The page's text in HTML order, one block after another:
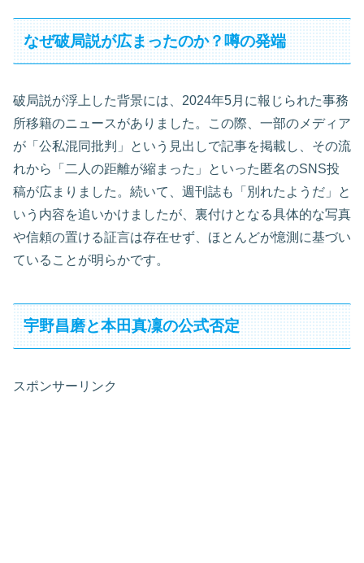
なぜ破局説が広まったのか？噂の発端
破局説が浮上した背景には、2024年5月に報じられた事務
所移籍のニュースがありました。この際、一部のメディア
が「公私混同批判」という見出しで記事を掲載し、その流
れから「二人の距離が縮まった」といった匿名のSNS投
稿が広まりました。続いて、週刊誌も「別れたようだ」と
いう内容を追いかけましたが、裏付けとなる具体的な写真
や信頼の置ける証言は存在せず、ほとんどが憶測に基づい
ていることが明らかです。
宇野昌磨と本田真凜の公式否定
スポンサーリンク